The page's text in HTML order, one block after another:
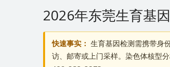
2026年东莞生育基
快速事实： 生育基因检测需携带身
访、邮寄或上门采样。染色体核型